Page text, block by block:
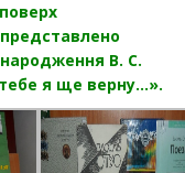
В. С.
я ще верну…».